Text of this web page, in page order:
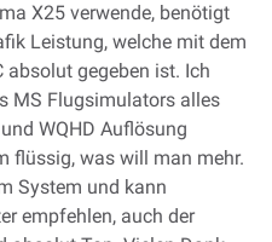
X25 verwende, benötigt
Leistung, welche mit dem
absolut gegeben ist. Ich
MS Flugsimulators alles
WQHD Auflösung
flüssig, was will man mehr.
System und kann
empfehlen, auch der